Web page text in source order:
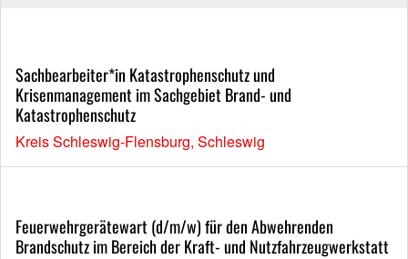
Sachbearbeiter*in Katastrophenschutz und
Krisenmanagement im Sachgebiet Brand- und
Katastrophenschutz
Kreis Schleswig-Flensburg, Schleswig
Feuerwehrgerätewart (d/m/w) für den Abwehrenden
Brandschutz im Bereich der Kraft- und Nutzfahrzeugwerkstatt